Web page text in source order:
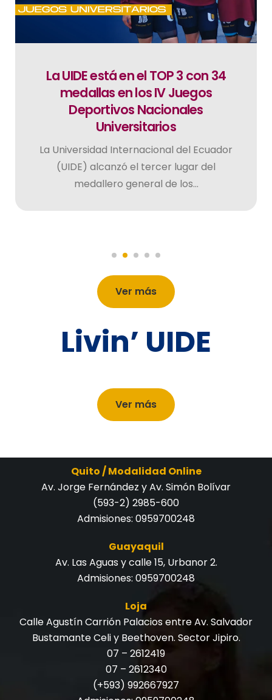
La UIDE está en el TOP 3 con 34
medallas en los IV Juegos
Deportivos Nacionales
Universitarios
La Universidad Internacional del Ecuador
(UIDE) alcanzó el tercer lugar del
medallero general de los...
Ver más
Livin’ UIDE
Ver más
Quito / Modalidad Online
Av. Jorge Fernández y Av. Simón Bolívar
(593-2) 2985-600
Admisiones: 0959700248
Guayaquil
Av. Las Aguas y calle 15, Urbanor 2.
Admisiones: 0959700248
Loja
Calle Agustín Carrión Palacios entre Av. Salvador
Bustamante Celi y Beethoven. Sector Jipiro.
07 – 2612419
07 – 2612340
(+593) 992667927